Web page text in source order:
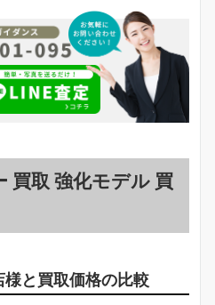
買取 強化モデル 買
と買取価格の比較